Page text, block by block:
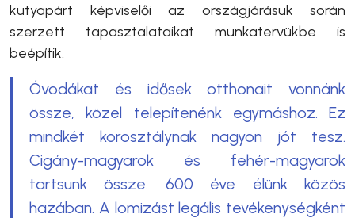
kutyapárt képviselői az országjárásuk során
szerzett tapasztalataikat munkatervükbe is
beépítik.
Óvodákat és idősek otthonait vonnánk
össze, közel telepítenénk egymáshoz. Ez
mindkét korosztálynak nagyon jót tesz.
Cigány-magyarok és fehér-magyarok
tartsunk össze. 600 éve élünk közös
hazában. A lomizást legális tevékenységként